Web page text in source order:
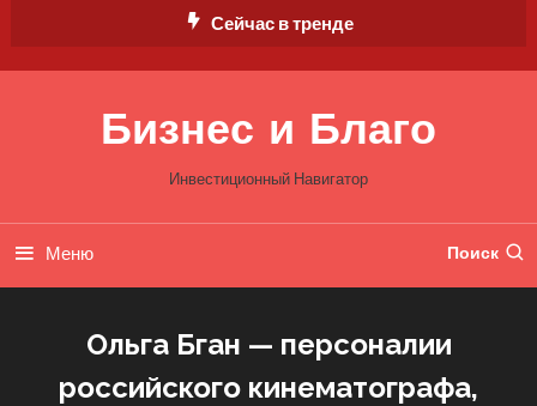
Сейчас в тренде
Бизнес и Благо
Инвестиционный Навигатор
Меню Поиск
Ольга Бган — персоналии
российского кинематографа,